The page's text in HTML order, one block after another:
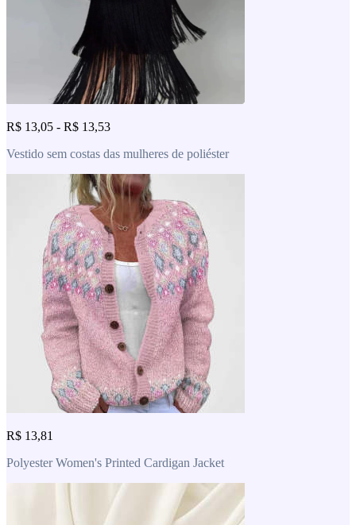
R$ 13,05 - R$ 13,53
Vestido sem costas das mulheres de poliéster
R$ 13,81
Polyester Women's Printed Cardigan Jacket